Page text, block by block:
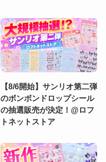
【8/6開始】サンリオ第二弾
のボンボンドロップシール
の抽選販売が決定！@ロフ
トネットストア